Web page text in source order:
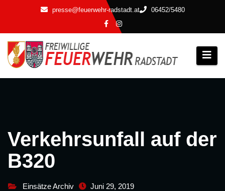
springen
presse@feuerwehr-radstadt.at 06452/5480
Verkehrsunfall auf der
B320
Einsätze Archiv Juni 29, 2019